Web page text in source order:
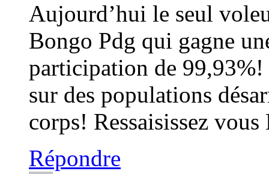
Aujourd’hui le seul
Bongo Pdg qui gagne
participation de
sur des populations
corps! Ressaisissez
Répondre